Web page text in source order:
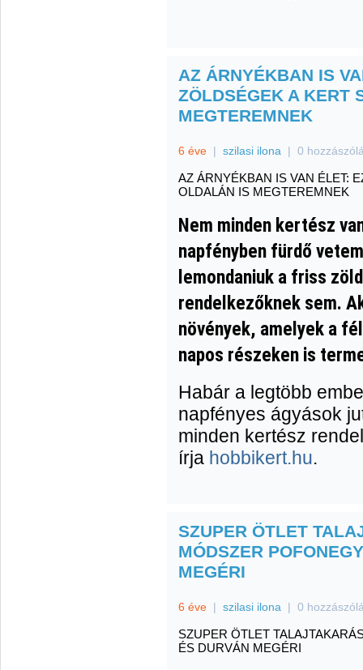
AZ ÁRNYÉKBAN IS
ZÖLDSÉGEK A KERT
MEGTEREMNEK
6 éve | szilasi ilona | 0
AZ ÁRNYÉKBAN IS VAN ÉLET:
OLDALÁN IS MEGTEREMNEK
Nem minden kertész
napfényben fürdő
lemondaniuk a friss
rendelkezőknek sem.
növények, amelyek a
napos részeken is
Habár a legtöbb
napfényes ágyások
minden kertész
írja hobbikert.hu.
SZUPER ÖTLET
MÓDSZER
MEGÉRI
6 éve | szilasi ilona | 0
SZUPER ÖTLET
ÉS DURVÁN MEGÉRI